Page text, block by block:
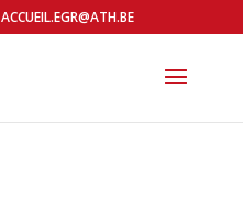
ACCUEIL.EGR@ATH.BE